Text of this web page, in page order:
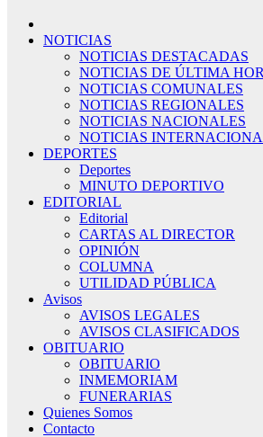
NOTICIAS
NOTICIAS DESTACADAS
NOTICIAS DE ÚLTIMA
NOTICIAS COMUNALES
NOTICIAS REGIONALES
NOTICIAS NACIONALES
NOTICIAS
DEPORTES
Deportes
MINUTO DEPORTIVO
EDITORIAL
Editorial
CARTAS AL DIRECTOR
OPINIÓN
COLUMNA
UTILIDAD PÚBLICA
Avisos
AVISOS LEGALES
AVISOS CLASIFICADOS
OBITUARIO
OBITUARIO
INMEMORIAM
FUNERARIAS
Quienes Somos
Contacto